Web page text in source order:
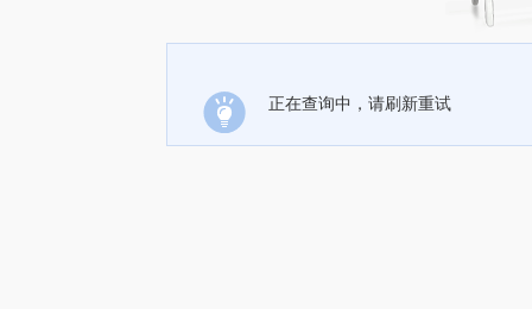
正在查询中，请刷新重试